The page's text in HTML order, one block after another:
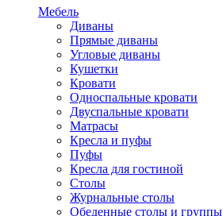
Мебель
Диваны
Прямые диваны
Угловые диваны
Кушетки
Кровати
Односпальные кровати
Двуспальные кровати
Матрасы
Кресла и пуфы
Пуфы
Кресла для гостиной
Столы
Журнальные столы
Обеденные столы и группы